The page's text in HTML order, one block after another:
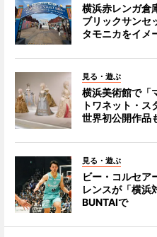
横浜赤レンガ倉
ブリックサン
タモニカをイメ
見る・遊ぶ
横浜美術館で「
トワネット・
世界初公開作品
見る・遊ぶ
ビー・コルセア
レンスが「横
BUNTAIで